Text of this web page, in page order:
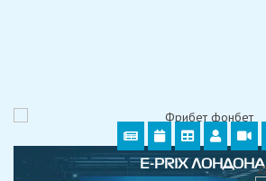
E-PRIX ЛОНДОНА